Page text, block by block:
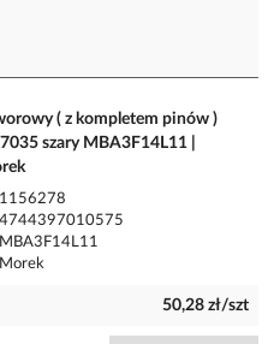
( z kompletem pinów )
szary MBA3F14L11 |
1156278
4744397010575
MBA3F14L11
Morek
50,28 zł/szt